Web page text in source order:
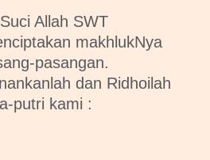
Allah SWT
makhlukNya
pasangan.
dan Ridhoilah
putri kami :